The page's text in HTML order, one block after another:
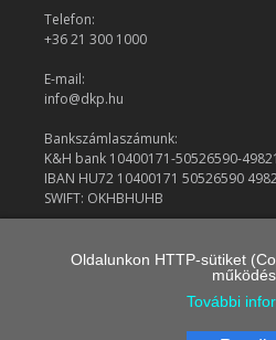
Telefon:
+36 21 300 1000
E-mail:
info@dkp.hu
Bankszámlaszámunk:
K&H bank 10400171-50526590-
IBAN HU72 10400171 50526590
SWIFT: OKHBHUHB
© 2026
Oldalunkon HTTP-sütiket
További